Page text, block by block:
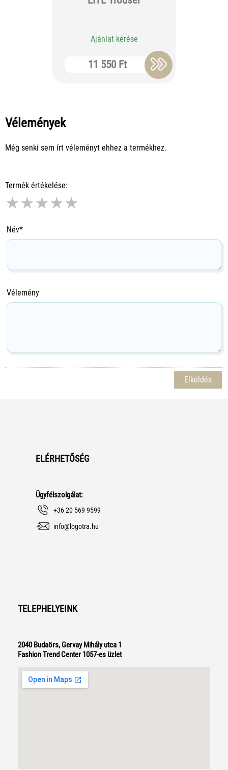
Ajánlat kérése
11 550 Ft
Vélemények
Még senki sem írt véleményt ehhez a termékhez.
Termék értékelése:
★★★★★
Név*
Vélemény
ELÉRHETŐSÉG
Ügyfélszolgálat:
+36 20 569 9599
info@logotra.hu
TELEPHELYEINK
2040 Budaörs, Gervay Mihály utca 1
Fashion Trend Center 1057-es üzlet